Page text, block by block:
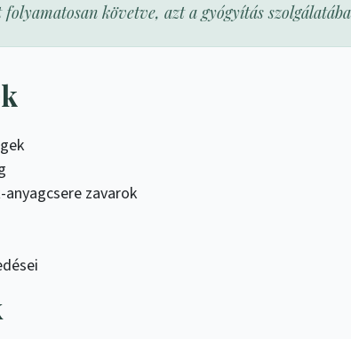
folyamatosan követve, azt a gyógyítás
zavarok